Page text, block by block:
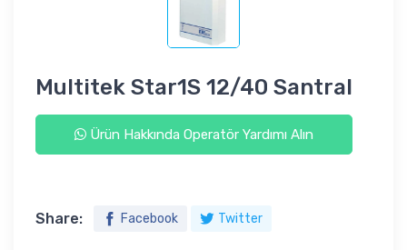
Multitek Star1S 12/40 Santral
Ürün Hakkında Operatör Yardımı Alın
Share: Facebook Twitter